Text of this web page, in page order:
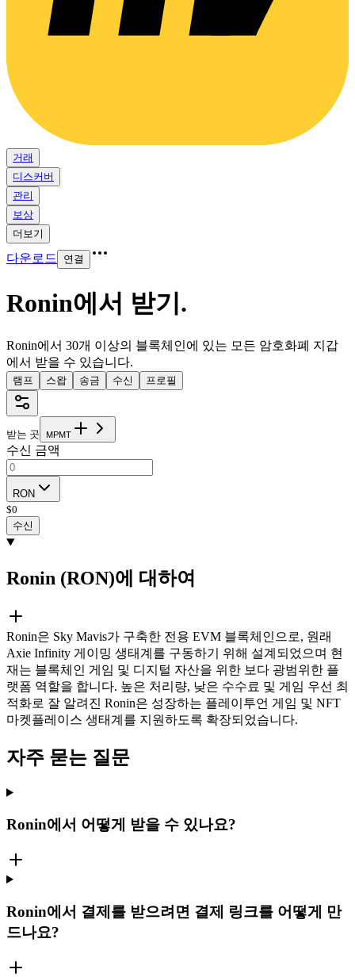
거래
디스커버
관리
보상
더보기
다운로드 연결
Ronin에서 받기.
Ronin에서 30개 이상의 블록체인에 있는 모든 암호화폐 지갑
에서 받을 수 있습니다.
램프 스왑 송금 수신 프로필
받는 곳 MPMT
수신 금액
RON
$0
수신
Ronin (RON)에 대하여
Ronin은 Sky Mavis가 구축한 전용 EVM 블록체인으로, 원래
Axie Infinity 게이밍 생태계를 구동하기 위해 설계되었으며 현
재는 블록체인 게임 및 디지털 자산을 위한 보다 광범위한 플
랫폼 역할을 합니다. 높은 처리량, 낮은 수수료 및 게임 우선 최
적화로 잘 알려진 Ronin은 성장하는 플레이투언 게임 및 NFT
마켓플레이스 생태계를 지원하도록 확장되었습니다.
자주 묻는 질문
Ronin에서 어떻게 받을 수 있나요?
Ronin에서 결제를 받으려면 결제 링크를 어떻게 만
드나요?